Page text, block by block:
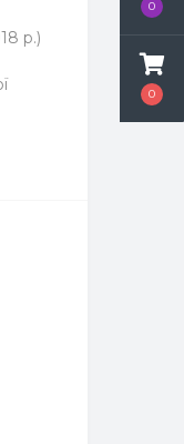
0
0
р.)